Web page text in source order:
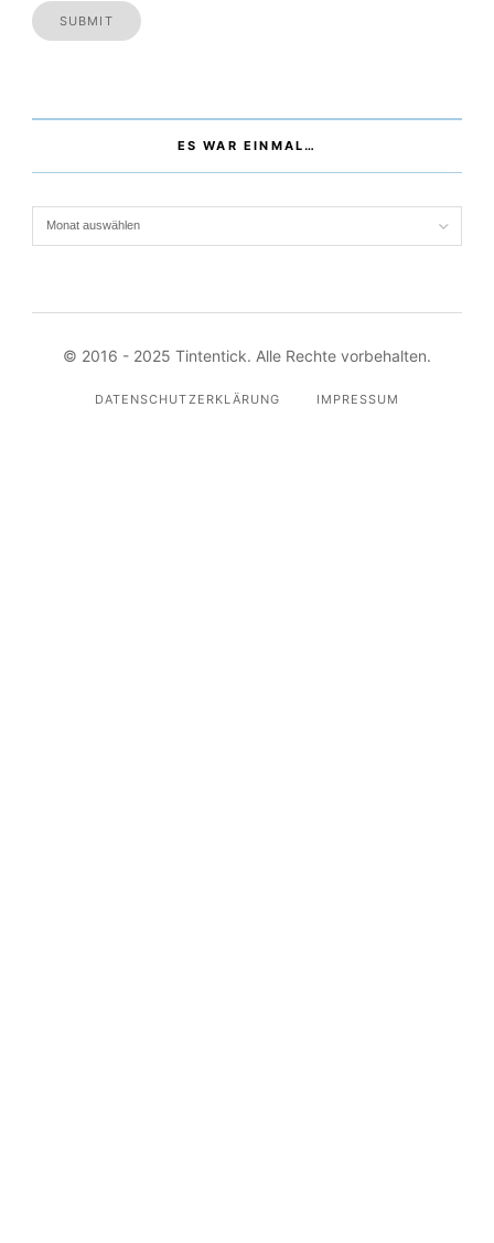
ES WAR EINMAL…
© 2016 - 2025 Tintentick. Alle Rechte vorbehalten.
DATENSCHUTZERKLÄRUNG IMPRESSUM